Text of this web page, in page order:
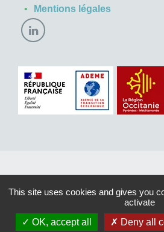
Mentions légales
This site uses cookies and gives you
activate
OK, accept all
Deny all